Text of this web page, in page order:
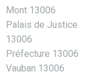
Mont 13006
Palais de Justice
13006
Préfecture 13006
Vauban 13006